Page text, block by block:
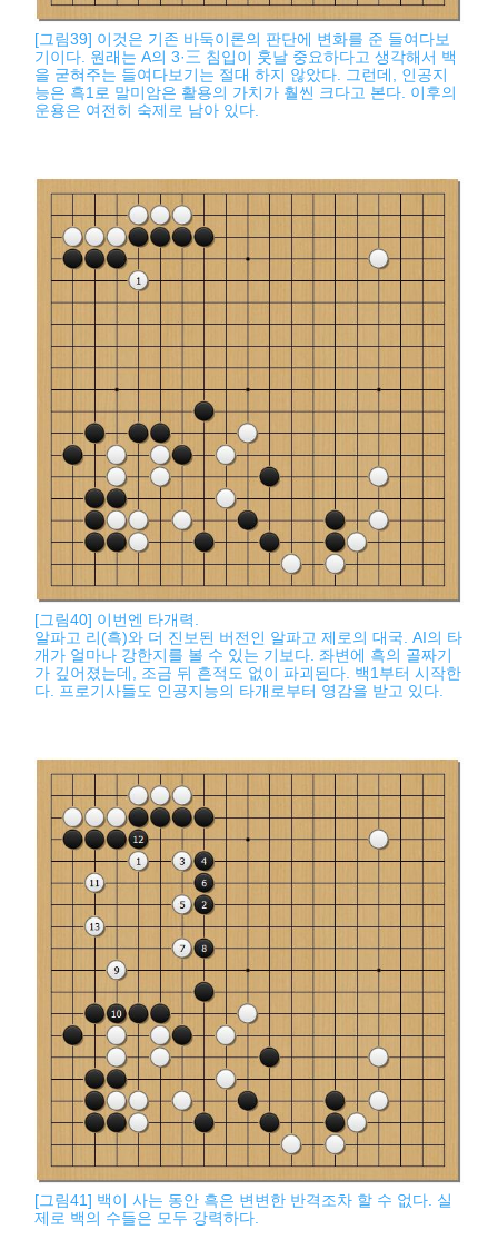
[그림39] 이것은 기존 바둑이론의 판단에 변화를 준 들여다보
기이다. 원래는 A의 3·三 침입이 훗날 중요하다고 생각해서 백
을 굳혀주는 들여다보기는 절대 하지 않았다. 그런데, 인공지
능은 흑1로 말미암은 활용의 가치가 훨씬 크다고 본다. 이후의
운용은 여전히 숙제로 남아 있다.
[그림40] 이번엔 타개력.
알파고 리(흑)와 더 진보된 버전인 알파고 제로의 대국. AI의 타
개가 얼마나 강한지를 볼 수 있는 기보다. 좌변에 흑의 골짜기
가 깊어졌는데, 조금 뒤 흔적도 없이 파괴된다. 백1부터 시작한
다. 프로기사들도 인공지능의 타개로부터 영감을 받고 있다.
[그림41] 백이 사는 동안 흑은 변변한 반격조차 할 수 없다. 실
제로 백의 수들은 모두 강력하다.